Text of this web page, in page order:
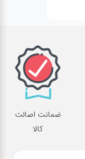
ضمانت اصالت
کالا